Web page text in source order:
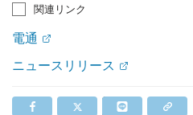
関連リンク
電通
ニュースリリース